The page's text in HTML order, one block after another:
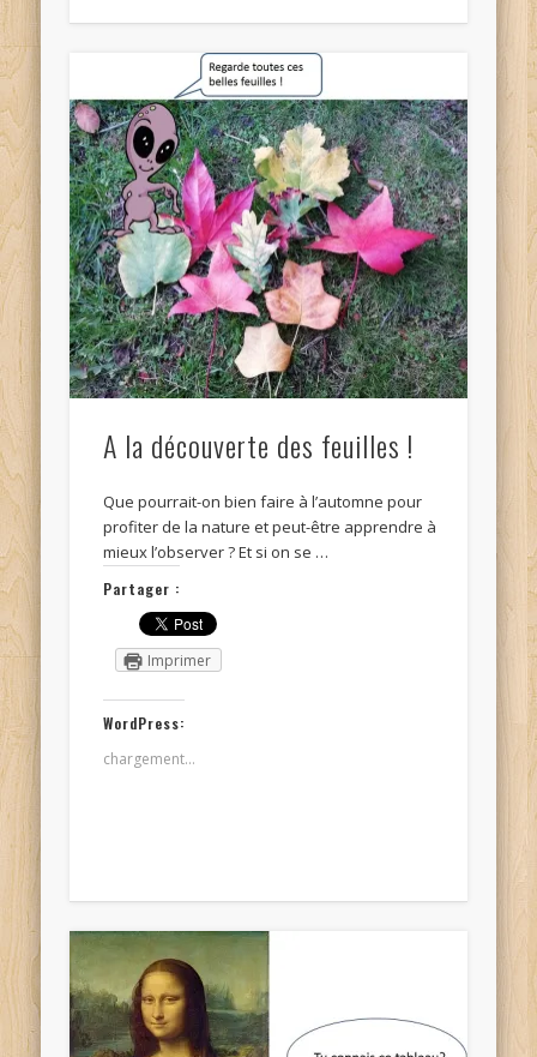
A la découverte des feuilles !
Que pourrait-on bien faire à l’automne pour
profiter de la nature et peut-être apprendre à
mieux l’observer ? Et si on se …
Partager :
Imprimer
WordPress:
chargement…